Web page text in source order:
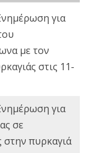
για
με τον
στις 11-
για
σε
πυρκαγιά